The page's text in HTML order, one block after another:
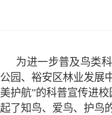
为进一步普及鸟类
公园、裕安区林业发展
美护航”的科普宣传进
起了知鸟、爱鸟、护鸟